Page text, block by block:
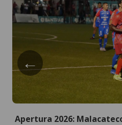
←
Apertura 2026: